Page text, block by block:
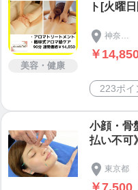
美容・健康
ト[火曜
神奈川県
￥
223ポイ
小顔・骨
払い不可》
東京都
￥7,500